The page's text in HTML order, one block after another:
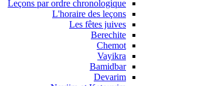
Leçons par ordre chronologique
L'horaire des leçons
Les fêtes juives
Berechite
Chemot
Vayikra
Bamidbar
Devarim